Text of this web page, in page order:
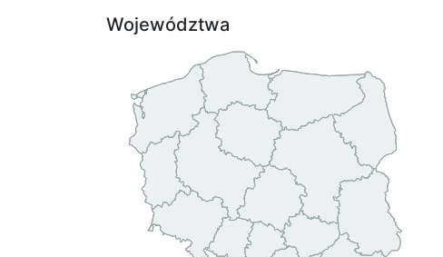
Województwa